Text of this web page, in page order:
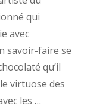
qui
avec
savoir-faire se
qu’il
virtuose des
les …